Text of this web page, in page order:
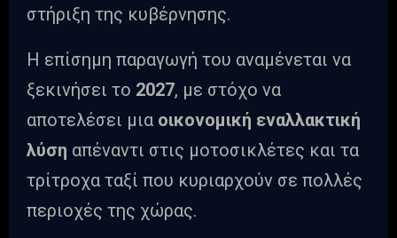
στήριξη της κυβέρνησης.
Η επίσημη παραγωγή του αναμένεται να
ξεκινήσει το 2027, με στόχο να
αποτελέσει μια οικονομική εναλλακτική
λύση απέναντι στις μοτοσικλέτες και τα
τρίτροχα ταξί που κυριαρχούν σε πολλές
περιοχές της χώρας.